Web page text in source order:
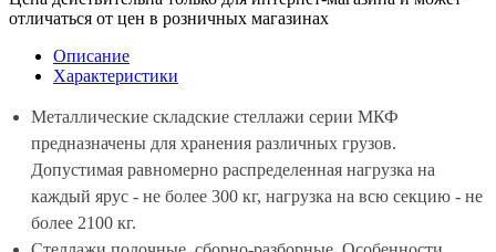
отличаться от цен в розничных магазинах
Описание
Характеристики
Металлические складские стеллажи серии МКФ
предназначены для хранения различных грузов.
Допустимая равномерно распределенная нагрузка на
каждый ярус - не более 300 кг, нагрузка на всю секцию - не
более 2100 кг.